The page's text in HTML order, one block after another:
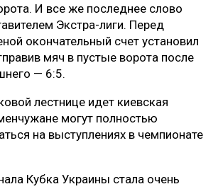
И все же последнее слово
Экстра-лиги. Перед
окончательный счет установил
мяч в пустые ворота после
— 6:5.
лестнице идет киевская
могут полностью
на выступлениях в чемпионате
Кубка Украины стала очень